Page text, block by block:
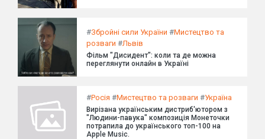
#Збройні сили України #Мистецтво та
розваги #Львів
Фільм "Дисидент": коли та де можна
переглянути онлайн в Україні
#Росія #Мистецтво та розваги #Україна
Вирізана українським дистриб'ютором з
"Людини-павука" композиція Монеточки
потрапила до українського топ-100 на
Apple Music.